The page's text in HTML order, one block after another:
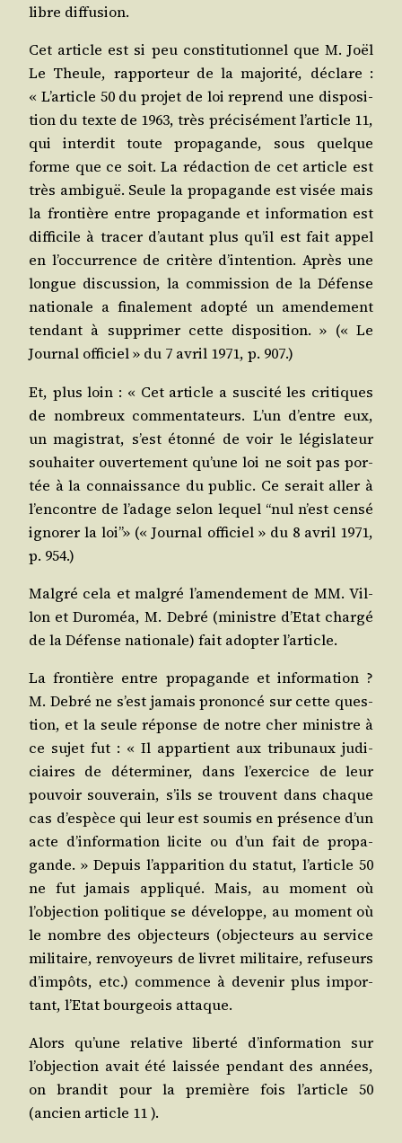
libre diffusion.
Cet article est si peu consti­tu­tion­nel que M. Joël
Le Theule, rap­por­teur de la majo­ri­té, déclare :
« L’article 50 du pro­jet de loi reprend une dis­po­si­
tion du texte de 1963, très pré­ci­sé­ment l’article 11,
qui inter­dit toute pro­pa­gande, sous quelque
forme que ce soit. La rédac­tion de cet article est
très ambi­guë. Seule la pro­pa­gande est visée mais
la fron­tière entre pro­pa­gande et infor­ma­tion est
dif­fi­cile à tra­cer d’autant plus qu’il est fait appel
en l’occurrence de cri­tère d’intention. Après une
longue dis­cus­sion, la com­mis­sion de la Défense
natio­nale a fina­le­ment adop­té un amen­de­ment
ten­dant à sup­pri­mer cette dis­po­si­tion. » (« Le
Jour­nal offi­ciel » du 7 avril 1971, p. 907.)
Et, plus loin : « Cet article a sus­ci­té les cri­tiques
de nom­breux com­men­ta­teurs. L’un d’entre eux,
un magis­trat, s’est éton­né de voir le légis­la­teur
sou­hai­ter ouver­te­ment qu’une loi ne soit pas por­
tée à la connais­sance du public. Ce serait aller à
l’encontre de l’adage selon lequel “nul n’est cen­sé
igno­rer la loi”» (« Jour­nal offi­ciel » du 8 avril 1971,
p. 954.)
Mal­gré cela et mal­gré l’amendement de MM. Vil­
lon et Duro­méa, M. Debré (ministre d’Etat char­gé
de la Défense natio­nale) fait adop­ter l’article.
La fron­tière entre pro­pa­gande et infor­ma­tion ?
M. Debré ne s’est jamais pro­non­cé sur cette ques­
tion, et la seule réponse de notre cher ministre à
ce sujet fut : « Il appar­tient aux tri­bu­naux judi­
ciaires de déter­mi­ner, dans l’exercice de leur
pou­voir sou­ve­rain, s’ils se trouvent dans chaque
cas d’espèce qui leur est sou­mis en pré­sence d’un
acte d’information licite ou d’un fait de pro­pa­
gande. » Depuis l’apparition du sta­tut, l’article 50
ne fut jamais appli­qué. Mais, au moment où
l’objection poli­tique se déve­loppe, au moment où
le nombre des objec­teurs (objec­teurs au ser­vice
mili­taire, ren­voyeurs de livret mili­taire, refu­seurs
d’impôts, etc.) com­mence à deve­nir plus impor­
tant, l’Etat bour­geois attaque.
Alors qu’une rela­tive liber­té d’information sur
l’objection avait été lais­sée pen­dant des années,
on bran­dit pour la pre­mière fois l’article 50
(ancien article 11 ).